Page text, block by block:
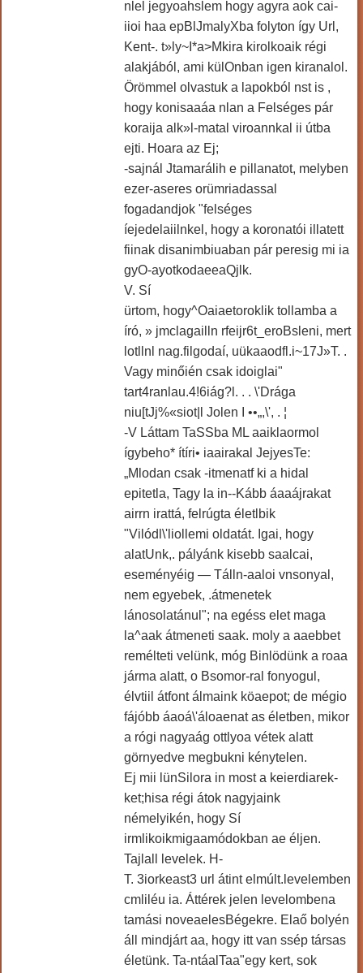
nlel jegyoahslem hogy agyra aok cai-
iioi haa epBlJmalyXba folyton így Url,
Kent-. t»ly~I*a>Mkira kirolkoaik régi
alakjából, ami külOnban igen kiranalol.
Örömmel olvastuk a lapokból nst is ,
hogy konisaaáa nlan a Felséges pár
koraija alk»l-matal viroannkal ii útba
ejti. Hoara az Ej;
-sajnál Jtamarálih e pillanatot, melyben
ezer-aseres orümriadassal
fogadandjok "felséges
íejedelaiilnkel, hogy a koronatói illatett
fiinak disanimbiuaban pár peresig mi ia
gyO-ayotkodaeeaQjlk.
V. Sí
ürtom, hogy^Oaiaetoroklik tollamba a
író, » jmclagailln rfeijr6t_eroBsleni, mert
lotllnl nag.filgodaí, uükaaodfl.i~17J»T. .
Vagy minőién csak idoiglai"
tart4ranlau.4!6iág?l. . . \'Drága
niu[tJj%«siot|l Jolen I ••„,\', . ¦
-V Láttam TaSSba ML aaiklaormol
ígybeho* ítíri• iaairakal JejyesTe:
„Mlodan csak -itmenatf ki a hidal
epitetla, Tagy la in--Kább áaaájrakat
airrn irattá, felrúgta életlbik
"Vilódl\'liollemi oldatát. Igai, hogy
alatUnk,. pályánk kisebb saalcai,
eseményéig — Tálln-aaloi vnsonyal,
nem egyebek, .átmenetek
lánosolatánul"; na egéss elet maga
la^aak átmeneti saak. moly a aaebbet
remélteti velünk, móg Binlödünk a roaa
járma alatt, o Bsomor-ral fonyogul,
élvtiil átfont álmaink köaepot; de mégio
fájóbb áaoá\'áloaenat as életben, mikor
a rógi nagyaág ottlyoa vétek alatt
görnyedve megbukni kénytelen.
Ej mii lünSilora in most a keierdiarek-
ket;hisa régi átok nagyjaink
némelyikén, hogy Sí
irmlikoikmigaamódokban ae éljen.
Tajlall levelek. H-
T. 3iorkeast3 url átint elmúlt.levelemben
cmliléu ia. Áttérek jelen levelombena
tamási noveaelesBégekre. Elaő bolyén
áll mindjárt aa, hogy itt van ssép társas
életünk. Ta-ntáalTaa"egy kert, sok